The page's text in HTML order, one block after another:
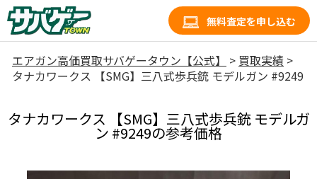
無料査定を申し込む
エアガン高価買取サバゲータウン【公式】 > 買取実績 >
タナカワークス 【SMG】三八式歩兵銃 モデルガン #9249
タナカワークス 【SMG】三八式歩兵銃 モデルガ
ン #9249の参考価格